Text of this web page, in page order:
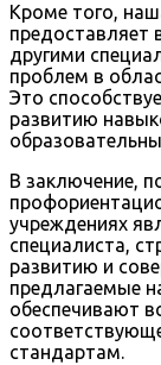
Кроме того,
другими
проблем в
Это
развитию
В заключение,
учреждениях
специалиста,
развитию и
предлагаемые
обеспечивают
стандартам.